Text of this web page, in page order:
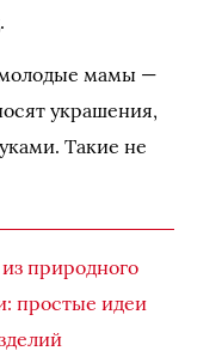
молодые мамы —
украшения,
Такие не
природного
простые идеи